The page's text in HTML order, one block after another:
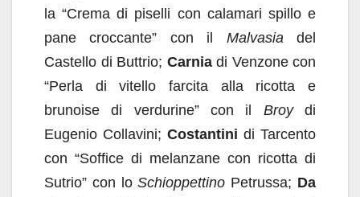
la “Crema di piselli con calamari spillo e
pane croccante” con il Malvasiadel
Castello di Buttrio; Carniadi Venzone con
“Perla di vitello farcita alla ricotta e
brunoise di verdurine” con il Broydi
Eugenio Collavini; Costantini di Tarcento
con “Soffice di melanzane con ricotta di
Sutrio” con loSchioppettino Petrussa; Da